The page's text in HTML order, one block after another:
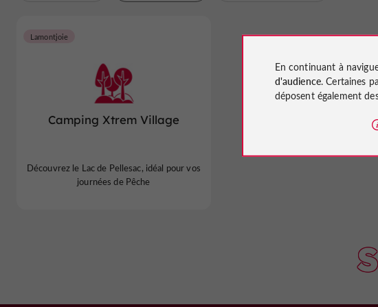
Camping Xtrem Village
Lamontjoie
Découvrez le Lac de Pellesac, idéal pour vos
journées de Pêche
En continuant à
d'audience. Certaines
déposent également